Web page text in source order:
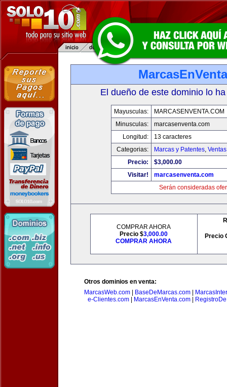
El dueño de este dominio lo
Mayusculas:
MARCASENVENTA.COM
Minusculas:
marcasenventa.com
Longitud:
13 caracteres
Categorias:
Marcas y Patentes,
Precio:
$3,000.00
Visitar!
marcasenventa.com
Serán consideradas
COMPRAR AHORA
Precio $3,000.00
COMPRAR AHORA
Precio
Otros dominios en venta:
MarcasWeb.com
BaseDeMarcas.com
e-Clientes.com| MarcasEnVenta.com|